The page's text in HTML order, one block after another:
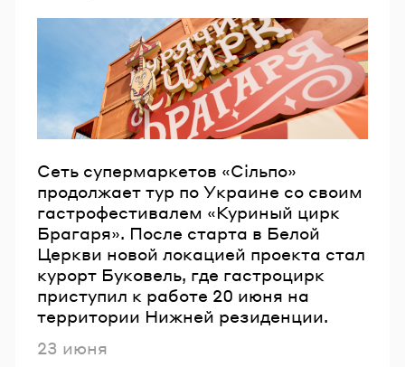
Сеть супермаркетов «Сільпо»
продолжает тур по Украине со своим
гастрофестивалем «Куриный цирк
Брагаря». После старта в Белой
Церкви новой локацией проекта стал
курорт Буковель, где гастроцирк
приступил к работе 20 июня на
территории Нижней резиденции.
Опубликовано
23 июня